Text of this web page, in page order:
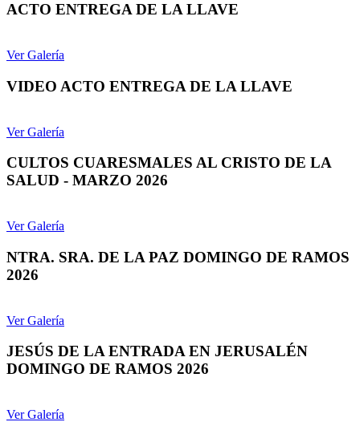
ACTO ENTREGA DE LA LLAVE
Ver Galería
VIDEO ACTO ENTREGA DE LA LLAVE
Ver Galería
CULTOS CUARESMALES AL CRISTO DE LA
SALUD - MARZO 2026
Ver Galería
NTRA. SRA. DE LA PAZ DOMINGO DE RAMOS
2026
Ver Galería
JESÚS DE LA ENTRADA EN JERUSALÉN
DOMINGO DE RAMOS 2026
Ver Galería